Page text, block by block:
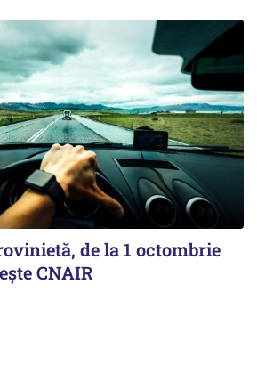
de la 1 octombrie
CNAIR